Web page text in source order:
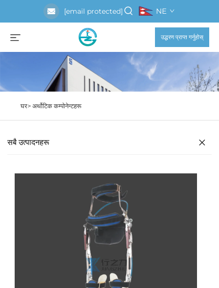
[email protected] NE
उद्धरण प्राप्त गर्नुहोस्
घर>अर्थोटिक कम्पोनेन्टहरू
सबै उत्पादनहरू